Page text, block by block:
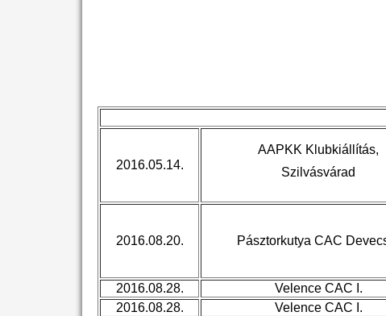
2016.05.14.
AAPKK Klubkiállítás,
Szilvásvárad
2016.08.20. Pásztorkutya CAC
2016.08.28. Velence CAC I.
2016.08.28.
Velence CAC I.